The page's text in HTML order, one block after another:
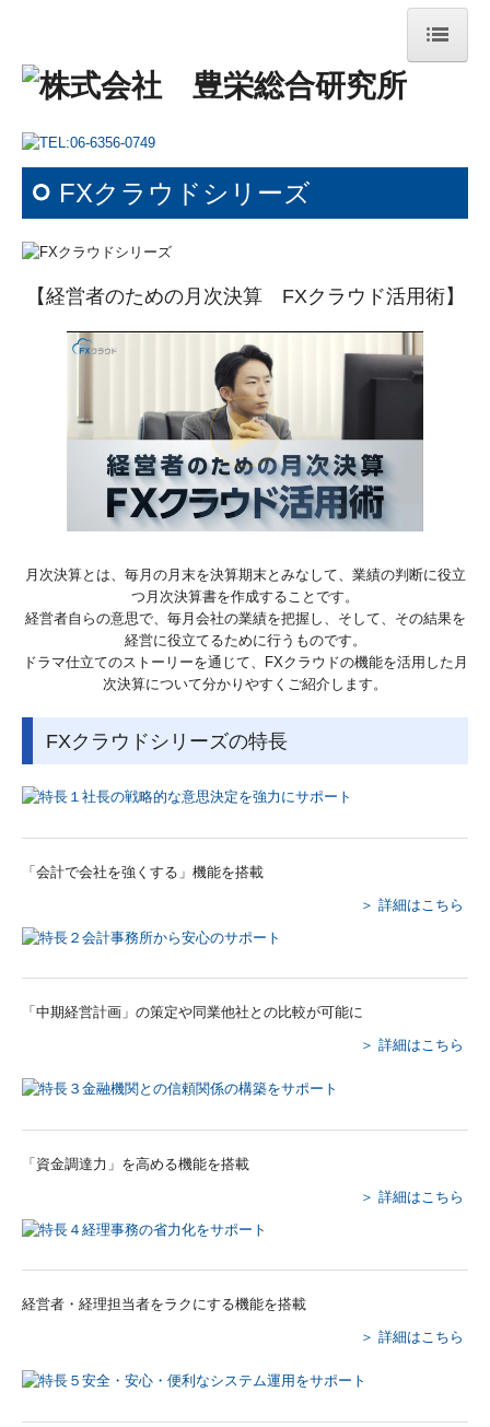
HOME
会社案内
健康経営
経営診断
経営改善
事業継承
その他サービス
経営革新等支援機関とは
お問い合わせ
実績紹介
採用情報
研修及び講演会紹介
FXクラウドシリーズ
【経営者のための月次決算 FXクラウド活用術】
月次決算とは、毎月の月末を決算期末とみなして、業績の判断に役立
つ月次決算書を作成することです。
経営者自らの意思で、毎月会社の業績を把握し、そして、その結果を
経営に役立てるために行うものです。
ドラマ仕立てのストーリーを通じて、FXクラウドの機能を活用した月
次決算について分かりやすくご紹介します。
FXクラウドシリーズの特長
「会計で会社を強くする」機能を搭載
＞ 詳細はこちら
「中期経営計画」の策定や同業他社との比較が可能に
＞ 詳細はこちら
「資金調達力」を高める機能を搭載
＞ 詳細はこちら
経営者・経理担当者をラクにする機能を搭載
＞ 詳細はこちら